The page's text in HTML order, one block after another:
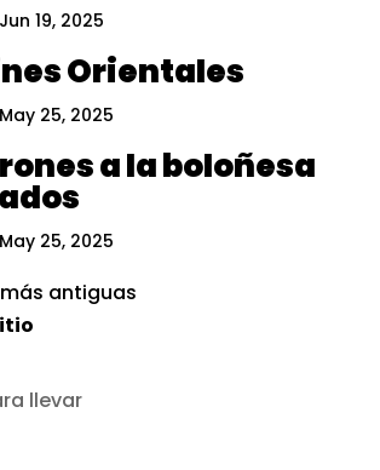
Jun 19, 2025
Orientales
May 25, 2025
a la boloñesa
May 25, 2025
antiguas
llevar